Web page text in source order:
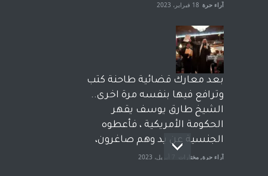
آراء حرة 18 فبراير، 2023
بعد معارك قضائية طاحنة كتب
وترافع فيها بنفسه مرة اخرى..
الشيخ طارق يوسف يقهر
الحكومة الأمريكية ، فأعطوه
الجنسية عن يد وهم صاغرون،
آراء حرة, مختارات